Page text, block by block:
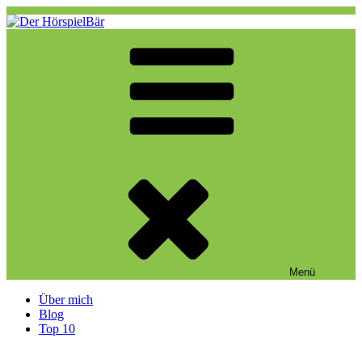
Zum
Inhalt
Eine weitere WordPress-Website
Menü
Über mich
Blog
Top 10